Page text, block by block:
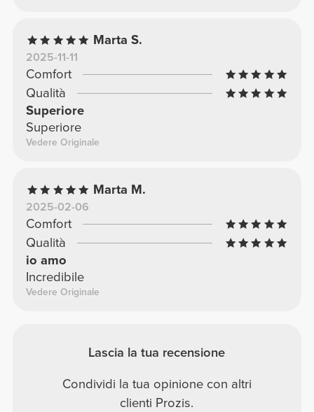
Marta S.
2025-11-11
Comfort
Qualità
Superiore
Superiore
Vedere Originale
Marta M.
2025-02-06
Comfort
Qualità
io amo
Incredibile
Vedere Originale
Lascia la tua recensione
Condividi la tua opinione con altri
clienti Prozis.